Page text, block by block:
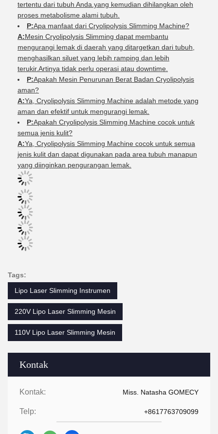
Kontak
Kontak: Miss. Natasha GOMECY
Telp: +8617763709099
tertentu dari tubuh Anda.yang kemudian dihilangkan oleh
proses metabolisme alami tubuh.
P:Apa manfaat dari Cryolipolysis Slimming Machine?
A:Mesin Cryolipolysis Slimming dapat membantu
mengurangi lemak di daerah yang ditargetkan dari tubuh,
menghasilkan siluet yang lebih ramping dan lebih
terukir.Artinya tidak perlu operasi atau downtime.
P:Apakah Mesin Penurunan Berat Badan Cryolipolysis
aman?
A:Ya, Cryolipolysis Slimming Machine adalah metode yang
aman dan efektif untuk mengurangi lemak.
P:Apakah Cryolipolysis Slimming Machine cocok untuk
semua jenis kulit?
A:Ya, Cryolipolysis Slimming Machine cocok untuk semua
jenis kulit dan dapat digunakan pada area tubuh manapun
yang diinginkan pengurangan lemak.
Tags:
Lipo Laser Slimming Instrumen
220V Lipo Laser Slimming Mesin
110V Lipo Laser Slimming Mesin